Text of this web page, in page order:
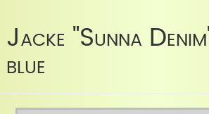
Jacke "Sunna
blue